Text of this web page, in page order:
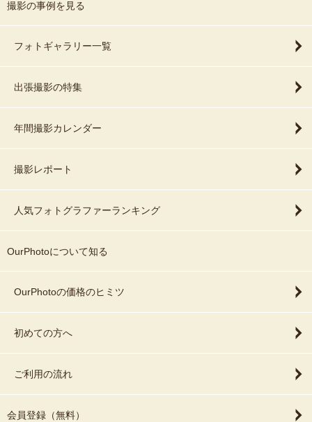
撮影の事例を見る
フォトギャラリー一覧
出張撮影の特集
年間撮影カレンダー
撮影レポート
人気フォトグラファーランキング
OurPhotoについて知る
OurPhotoの価格のヒミツ
初めての方へ
ご利用の流れ
会員登録（無料）